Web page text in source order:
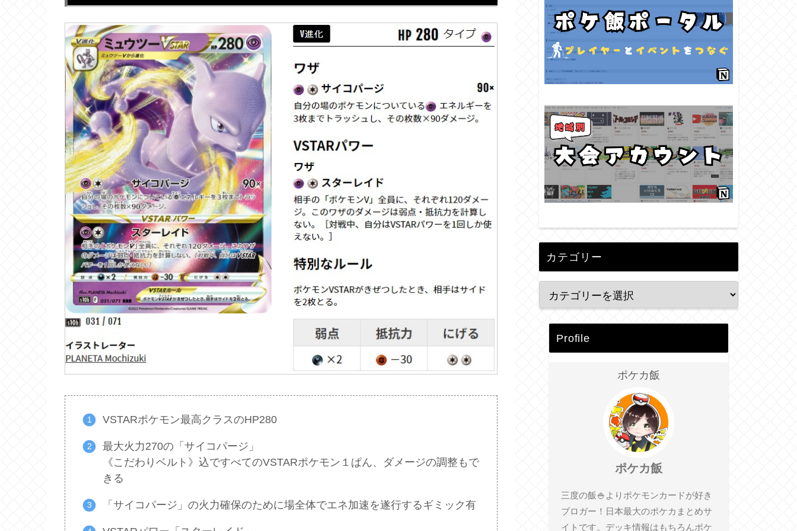
VSTARポケモン最高クラスのHP280
最大火力270の「サイコパージ」
《こだわりベルト》込ですべてのVSTARポケモン１ぱん、ダメージの調整もで
きる
「サイコパージ」の火力確保のために場全体でエネ加速を遂行するギミック有
カテゴリー
Profile
ポケカ飯
ポケカ飯
三度の飯🍚よりポケモンカードが好き
ブロガー！日本最大のポケカまとめサ
イトです。デッキ情報はもちろんポケ